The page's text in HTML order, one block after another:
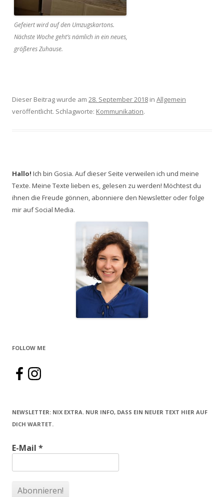
Gefeiert wird auf den Umzugskartons.
Nächste Woche geht’s nämlich in ein neues,
größeres Zuhause.
Dieser Beitrag wurde am 28. September 2018 in Allgemein
veröffentlicht. Schlagworte: Kommunikation.
Hallo! Ich bin Gosia. Auf dieser Seite verweilen ich und meine
Texte. Meine Texte lieben es, gelesen zu werden! Möchtest du
ihnen die Freude gönnen, abonniere den Newsletter oder folge
mir auf Social Media.
FOLLOW ME
NEWSLETTER: NIX EXTRA. NUR INFO, DASS EIN NEUER TEXT HIER AUF
DICH WARTET.
E-Mail *